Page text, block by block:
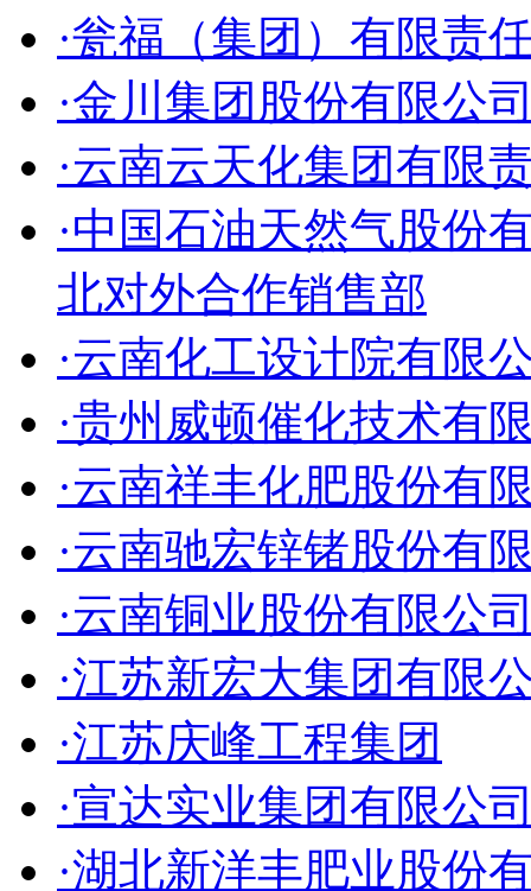
·瓮福（集团）有限责
·金川集团股份有限公
·云南云天化集团有限
·中国石油天然气股份
北对外合作销售部
·云南化工设计院有限
·贵州威顿催化技术有
·云南祥丰化肥股份有
·云南驰宏锌锗股份有
·云南铜业股份有限公
·江苏新宏大集团有限
·江苏庆峰工程集团
·宣达实业集团有限公
·湖北新洋丰肥业股份